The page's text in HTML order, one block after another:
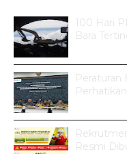
100 Hari
Bara
Peraturan
Resmi